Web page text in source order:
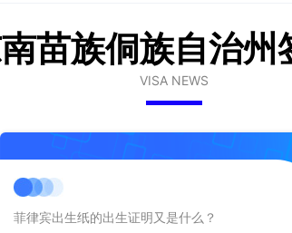
苗族侗族自治州
VISA NEWS
菲律宾出生纸的出生证明又是什么？